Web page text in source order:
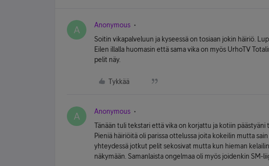
A Anonymous
Soitin vikapalveluun ja kyseessä on tosiaan jokin häiriö.
Eilen illalla huomasin että sama vika on myös UrhoTV
pelit näy.
Tykkää
A Anonymous
Tänään tuli tekstari että vika on korjattu ja kotiin päästyäni
Pieniä häiriöitä oli parissa ottelussa joita kokeilin mutta
yhteydessä jotkut pelit sekosivat mutta kun hieman
näkymään. Samanlaista ongelmaa oli myös joidenkin SM-